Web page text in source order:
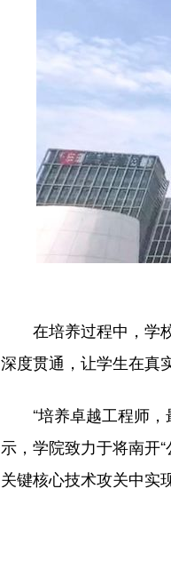
在培养过程中，学校
深度贯通，让学生在真
“培养卓越工程师，
示，学院致力于将南开
关键核心技术攻关中实